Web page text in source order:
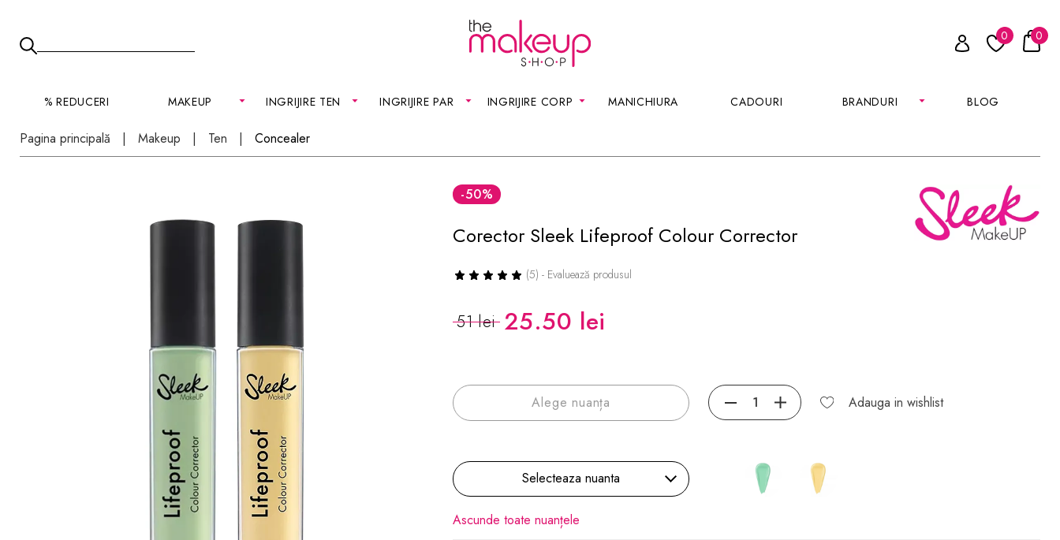
0 0
% REDUCERI MAKEUP INGRIJIRE TEN INGRIJIRE PAR INGRIJIRE CORP MANICHIURA CADOURI BRANDURI BLOG
Pagina principală Makeup Ten Concealer
-50%
Corector Sleek Lifeproof Colour Corrector
(5) - Evaluează produsul
51 lei 25.50 lei
Alege nuanța Adauga in wishlist
Selecteaza nuanta
Ascunde toate nuanțele